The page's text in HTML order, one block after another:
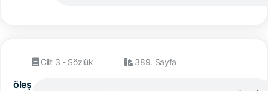
öleş
Cilt 3 - Sözlük 389. Sayfa